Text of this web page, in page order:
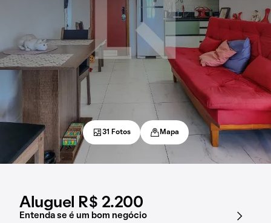
Aluguel R$ 2.200
Entenda se é um bom negócio
31 Fotos Mapa